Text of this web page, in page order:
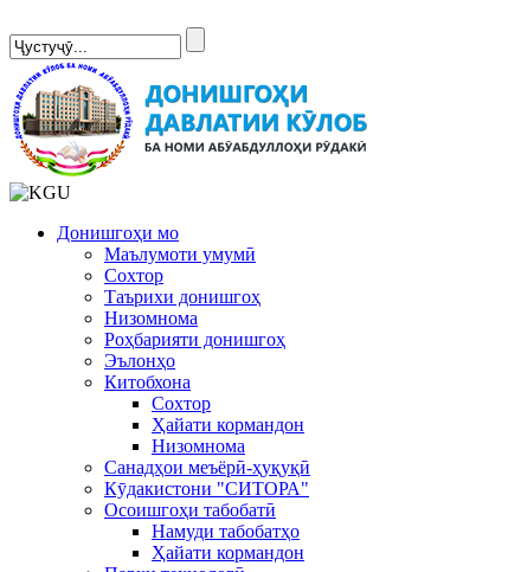
Донишгоҳи мо
Маълумоти умумӣ
Сохтор
Таърихи донишгоҳ
Низомнома
Роҳбарияти донишгоҳ
Эълонҳо
Китобхона
Сохтор
Ҳайати кормандон
Низомнома
Санадҳои меъёрӣ-ҳуқуқӣ
Кӯдакистони "СИТОРА"
Осоишгоҳи табобатӣ
Намуди табобатҳо
Ҳайати кормандон